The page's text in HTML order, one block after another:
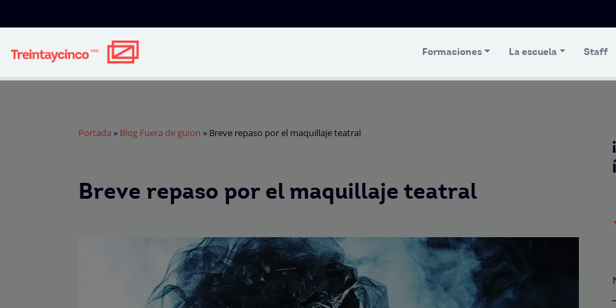
Formaciones La escuela Staff
Portada » Blog Fuera de guion » Breve repaso por el maquillaje teatral
Breve repaso por el maquillaje teatral